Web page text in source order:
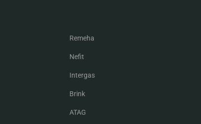
Remeha
Nefit
Intergas
Brink
ATAG